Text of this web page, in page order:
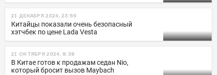
21 ДЕКАБРЯ 2024, 23:59
Китайцы показали очень безопасный
хэтчбек по цене Lada Vesta
21 ОКТЯБРЯ 2024, 8:38
В Китае готов к продажам седан Nio,
который бросит вызов Maybach